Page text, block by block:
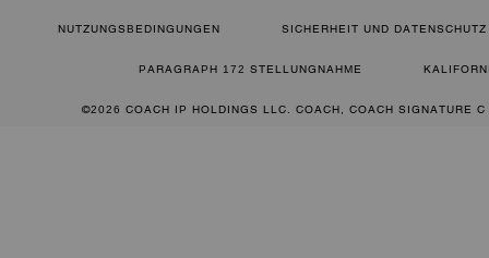
NUTZUNGSBEDINGUNGEN SICHERHEIT UND DATENSCHUTZ
PARAGRAPH 172 STELLUNGNAHME
©2026 COACH IP HOLDINGS LLC. COACH, COACH SIGNATURE